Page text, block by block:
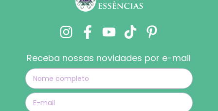
Receba nossas novidades por e-mail